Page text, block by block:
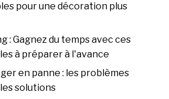
pour une décoration plus
: Gagnez du temps avec ces
à préparer à l'avance
en panne : les problèmes
solutions